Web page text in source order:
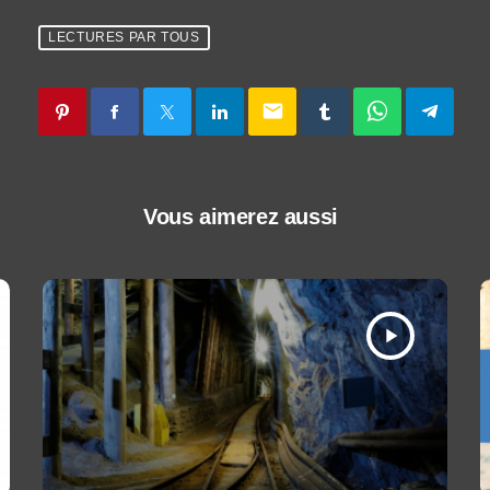
LECTURES PAR TOUS
email
Vous aimerez aussi
play_arrow